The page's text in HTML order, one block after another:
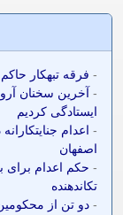
- فرقه تبهکار
- آخرین سخنان
ایستادگی کردیم
- اعدام
اصفهان
-
تکاندهنده
- دو تن از